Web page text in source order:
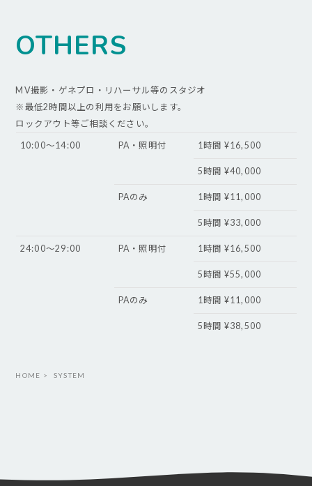
OTHERS
MV撮影・ゲネプロ・リハーサル等のスタジオ
※最低2時間以上の利用をお願いします。
ロックアウト等ご相談ください。
10:00〜14:00 PA・照明付 1時間 ¥16,500
5時間 ¥40,000
PAのみ 1時間 ¥11,000
5時間 ¥33,000
24:00〜29:00 PA・照明付 1時間 ¥16,500
5時間 ¥55,000
PAのみ 1時間 ¥11,000
5時間 ¥38,500
HOME SYSTEM